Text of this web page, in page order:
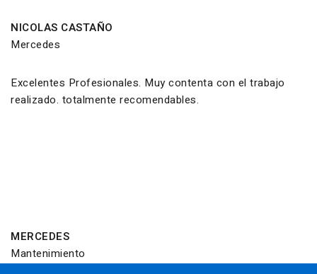
NICOLAS CASTAÑO
Mercedes
Excelentes Profesionales. Muy contenta con el trabajo
realizado. totalmente recomendables.
MERCEDES
Mantenimiento